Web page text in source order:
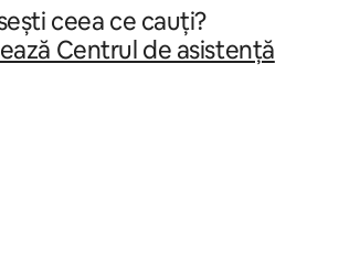
ceea ce cauți?
Centrul de asistență